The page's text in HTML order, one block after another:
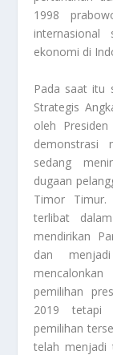
1998
ekonomi di
Pada saat itu
Strategis
oleh
demonstrasi
sedang
dugaan
Timor Timur.
terlibat
mendirikan
dan
pemilihan
2019 tetapi
pemilihan
telah menjadi